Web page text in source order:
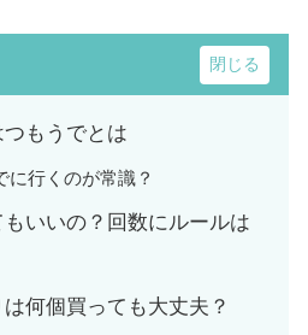
もうでとは
に行くのが常識？
いいの？回数にルールは
何個買っても大丈夫？